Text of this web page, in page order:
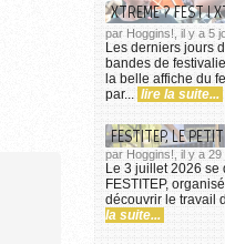
XTREME ? FEST !
par Hoggins!, il y a 5
Les derniers jours
bandes de
la belle affiche du
par...
lire la suite...
FESTITEP, LE
par Hoggins!, il y a
Le 3 juillet 2026 se
FESTITEP,
découvrir le travail
la suite...